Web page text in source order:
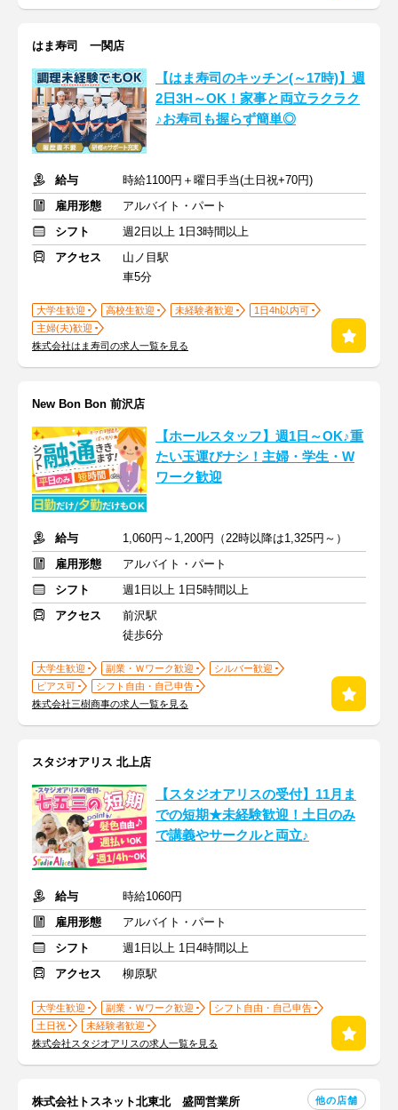
はま寿司 一関店
【はま寿司のキッチン(～17時)】週
2日3H～OK！家事と両立ラクラク
♪お寿司も握らず簡単◎
給与
時給1100円＋曜日手当(土日祝+70円)
雇用形態
アルバイト・パート
シフト
週2日以上 1日3時間以上
アクセス
山ノ目駅
車5分
大学生歓迎 高校生歓迎 未経験者歓迎
1日4h以内可
主婦(夫)歓迎
株式会社はま寿司の求人一覧を見る
New Bon Bon 前沢店
【ホールスタッフ】週1日～OK♪重
たい玉運びナシ！主婦・学生・W
ワーク歓迎
給与
1,060円～1,200円（22時以降は1,325円～）
雇用形態
アルバイト・パート
シフト
週1日以上 1日5時間以上
アクセス
前沢駅
徒歩6分
大学生歓迎 副業・Ｗワーク歓迎
シルバー歓迎
ピアス可
シフト自由・自己申告
株式会社三樹商事の求人一覧を見る
スタジオアリス 北上店
【スタジオアリスの受付】11月ま
での短期★未経験歓迎！土日のみ
で講義やサークルと両立♪
給与
時給1060円
雇用形態
アルバイト・パート
シフト
週1日以上 1日4時間以上
アクセス
柳原駅
大学生歓迎 副業・Ｗワーク歓迎
シフト自由・自己申告
土日祝
未経験者歓迎
株式会社スタジオアリスの求人一覧を見る
株式会社トスネット北東北 盛岡営業所 他の店舗